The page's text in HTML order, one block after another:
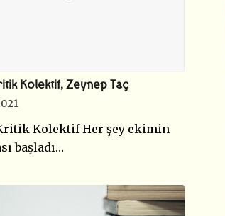
Kolektif, Zeynep Taç
Kolektif Her şey ekimin
başladı…